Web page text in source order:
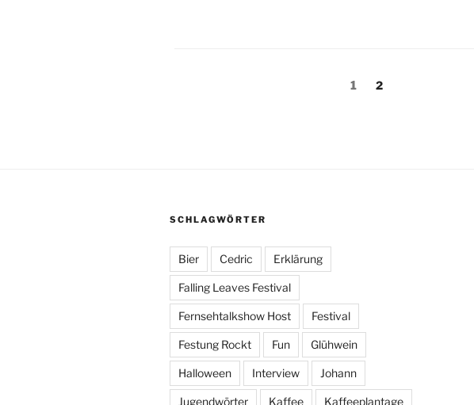
SeitennummerierungSeite
1 Seite
2
SCHLAGWÖRTER
Bier Cedric Erklärung
Falling Leaves Festival
Fernsehtalkshow Host Festival
Festung Rockt Fun Glühwein
Halloween Interview Johann
Jugendwörter Kaffee Kaffeeplantage